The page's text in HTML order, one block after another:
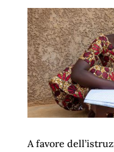
A favore